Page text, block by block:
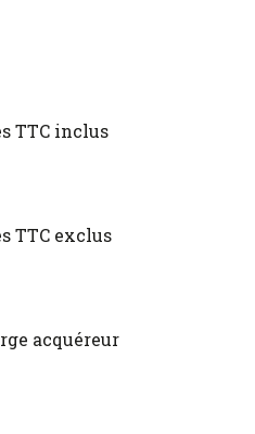
TTC inclus
TTC exclus
acquéreur